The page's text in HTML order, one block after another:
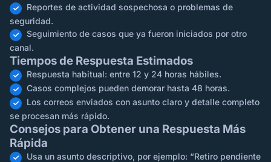
Reportes de actividad sospechosa o problemas de
seguridad.
Seguimiento de casos que ya fueron iniciados por otro
canal.
Tiempos de Respuesta Estimados
Respuesta habitual: entre 12 y 24 horas hábiles.
Casos complejos pueden demorar hasta 48 horas.
Los correos enviados con asunto claro y detalle completo
se procesan más rápido.
Consejos para Obtener una Respuesta Más
Rápida
Usa un asunto descriptivo, por ejemplo: “Retiro pendiente